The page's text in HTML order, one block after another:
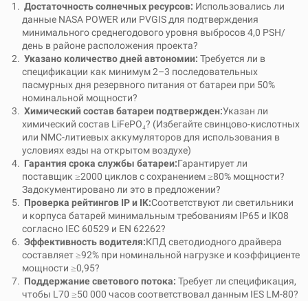
Достаточность солнечных ресурсов: Использовались ли
данные NASA POWER или PVGIS для подтверждения
минимального среднегодового уровня выбросов 4,0 PSH/
день в районе расположения проекта?
Указано количество дней автономии: Требуется ли в
спецификации как минимум 2–3 последовательных
пасмурных дня резервного питания от батареи при 50%
номинальной мощности?
Химический состав батареи подтвержден:Указан ли
химический состав LiFePO₄? (Избегайте свинцово-кислотных
или NMC-литиевых аккумуляторов для использования в
условиях езды на открытом воздухе)
Гарантия срока службы батареи:Гарантирует ли
поставщик ≥2000 циклов с сохранением ≥80% мощности?
Задокументировано ли это в предложении?
Проверка рейтингов IP и IK:Соответствуют ли светильники
и корпуса батарей минимальным требованиям IP65 и IK08
согласно IEC 60529 и EN 62262?
Эффективность водителя:КПД светодиодного драйвера
составляет ≥92% при номинальной нагрузке и коэффициенте
мощности ≥0,95?
Поддержание светового потока: Требует ли спецификация,
чтобы L70 ≥50 000 часов соответствовал данным IES LM-80?